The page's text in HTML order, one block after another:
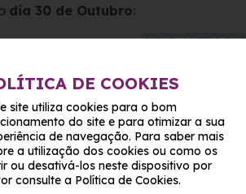
DE COOKIES
site utiliza cookies para o bom
do site e para otimizar a sua
de navegação. Para saber mais
a utilização dos cookies ou como os
ou desativá-los neste dispositivo por
consulte a Política de Cookies.
dia 30 de Outubro: